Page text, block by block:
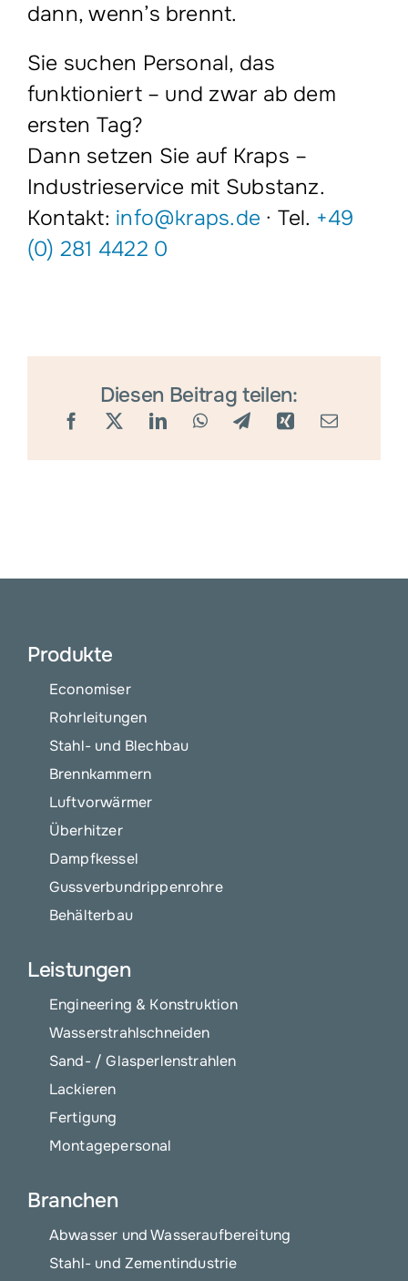
dann, wenn’s brennt.
Sie suchen Personal, das
funktioniert – und zwar ab dem
ersten Tag?
Dann setzen Sie auf Kraps –
Industrieservice mit Substanz.
Kontakt: info@kraps.de · Tel. +49
(0) 281 4422 0
Diesen Beitrag teilen:
Produkte
Economiser
Rohrleitungen
Stahl- und Blechbau
Brennkammern
Luftvorwärmer
Überhitzer
Dampfkessel
Gussverbundrippenrohre
Behälterbau
Leistungen
Engineering & Konstruktion
Wasserstrahlschneiden
Sand- / Glasperlenstrahlen
Lackieren
Fertigung
Montagepersonal
Branchen
Abwasser und Wasseraufbereitung
Stahl- und Zementindustrie